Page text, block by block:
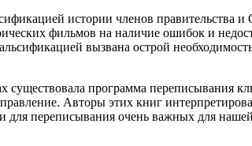
истории членов
фильмов на наличие ошибок и
вызвана острой
программа переписывания
Авторы этих книг
для переписывания очень важных для